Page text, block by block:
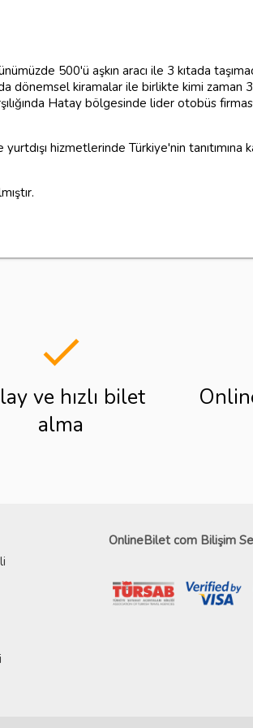
500'ü aşkın aracı ile 3 kıtada
dönemsel kiramalar ile birlikte kimi zaman
Hatay bölgesinde lider otobüs
hizmetlerinde Türkiye'nin tanıtımına
done
ve hızlı bilet
alma
OnlineBilet com Bilişim